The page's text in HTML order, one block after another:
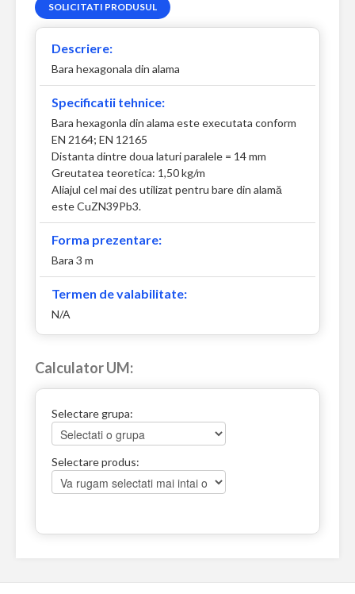
SOLICITATI PRODUSUL
Descriere:
Bara hexagonala din alama
Specificatii tehnice:
Bara hexagonla din alama este executata conform
EN 2164; EN 12165
Distanta dintre doua laturi paralele = 14 mm
Greutatea teoretica: 1,50 kg/m
Aliajul cel mai des utilizat pentru bare din alamă
este CuZN39Pb3.
Forma prezentare:
Bara 3 m
Termen de valabilitate:
N/A
Calculator UM:
Selectare grupa:
Selectare produs: